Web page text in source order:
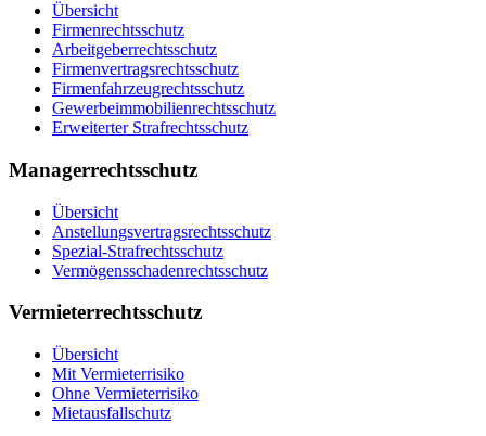
Übersicht
Firmenrechtsschutz
Arbeitgeberrechtsschutz
Firmenvertragsrechtsschutz
Firmenfahrzeugrechtsschutz
Gewerbeimmobilien­rechtsschutz
Erweiterter Strafrechtsschutz
Managerrechtsschutz
Übersicht
Anstellungsvertrags­rechtsschutz
Spezial-Strafrechtsschutz
Vermögensschaden­rechtsschutz
Vermieterrechtsschutz
Übersicht
Mit Vermieterrisiko
Ohne Vermieterrisiko
Mietausfallschutz